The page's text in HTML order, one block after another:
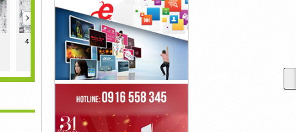
4 Xu Hướng Kiếm Tiền
Online...
100,000,000đ
Cách Kiếm Tiền Online
Miễn Phí?
100,000,000đ
>